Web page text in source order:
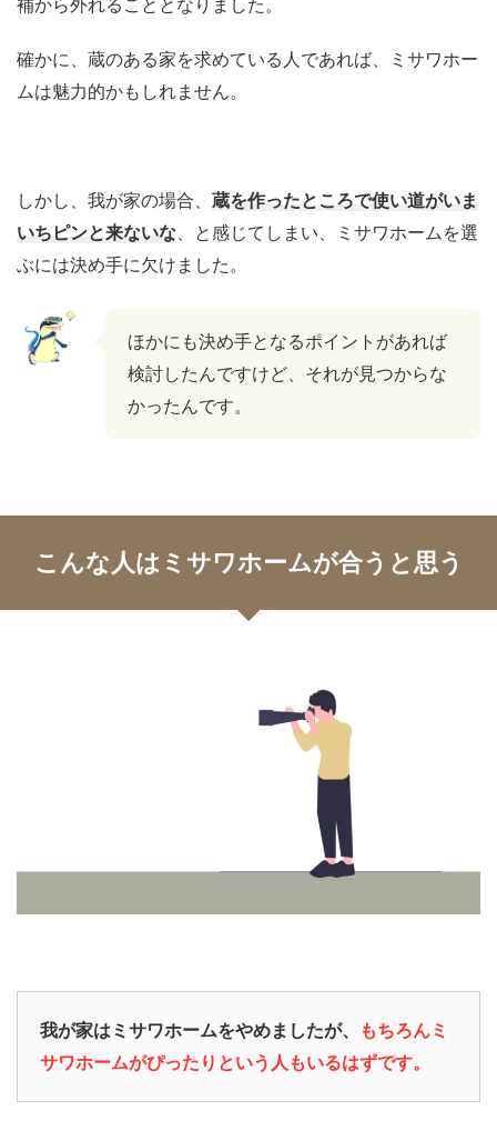
補から外れることとなりました。
確かに、蔵のある家を求めている人であれば、ミサワホー
ムは魅力的かもしれません。
しかし、我が家の場合、 蔵を作ったところで使い道がいま
いちピンと来ないな、と感じてしまい、ミサワホームを選
ぶには決め手に欠けました。
ほかにも決め手となるポイントがあれば
検討したんですけど、それが見つからな
かったんです。
こんな人はミサワホームが合うと思う
我が家はミサワホームをやめましたが、
もちろんミ
サワホームがぴったりという人もいるはずです。